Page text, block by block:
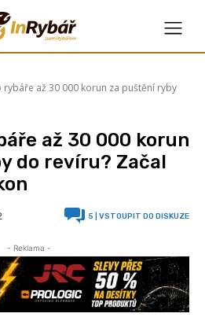
rybáře až 30 000 korun za puštění ryby
až 30 000 korun
do revíru? Začal
5 | VSTOUPIT DO DISKUZE
- Reklama -